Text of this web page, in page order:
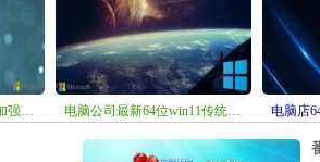
番茄花园win11最新64位加强官方版v2026.08 电脑公司最新64位win11传统怀旧版v2026.08